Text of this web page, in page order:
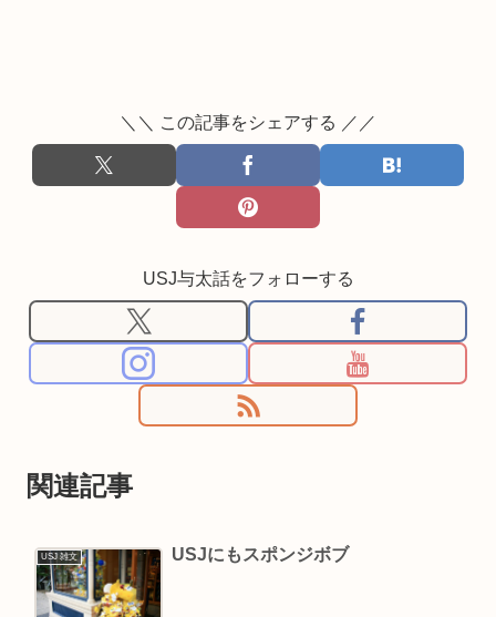
＼＼ この記事をシェアする ／／
USJ与太話をフォローする
関連記事
USJ 雑文 USJにもスポンジボブ